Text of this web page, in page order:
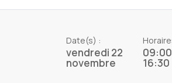
Date(s) :
vendredi 22
novembre
09:00
16:30